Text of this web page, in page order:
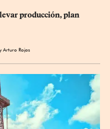
producción, plan
yArturo Rojas